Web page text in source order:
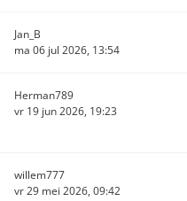
Jan_B
ma 06 jul 2026, 13:54
Herman789
vr 19 jun 2026, 19:23
willem777
vr 29 mei 2026, 09:42